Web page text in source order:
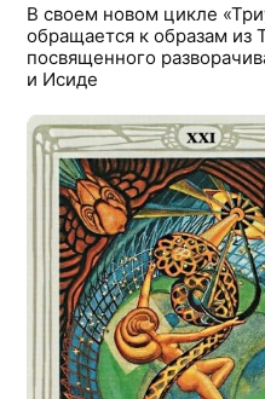
В своем новом цикле
обращается к образам из
посвященного
и Исиде